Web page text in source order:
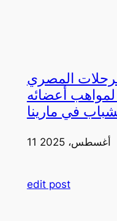
المصري
أعضائه
في مارينا
11 أغسطس، 2025
edit post